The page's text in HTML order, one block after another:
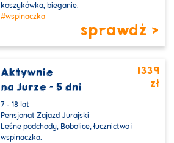
koszykówka, bieganie.
#wspinaczka
sprawdź >
Aktywnie
na Jurze - 5 dni
1339
zł
7 - 18 lat
Pensjonat Zajazd Jurajski
Leśne podchody, Bobolice, łucznictwo i
wspinaczka.